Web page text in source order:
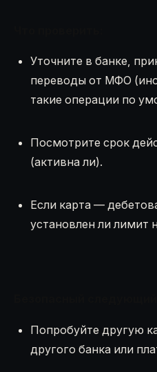
Уточните в банке,
переводы от МФО
такие операции по
Посмотрите срок
(активна ли).
Если карта —
установлен ли лимит
Попробуйте другую
другого банка или